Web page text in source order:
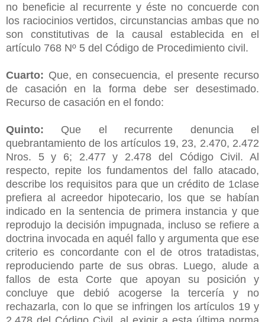
no beneficie al recurrente y éste no concuerde con
los raciocinios vertidos, circunstancias ambas que no
son constitutivas de la causal establecida en el
artículo 768 Nº 5 del Código de Procedimiento civil.
Cuarto: Que, en consecuencia, el presente recurso
de casación en la forma debe ser desestimado.
Recurso de casación en el fondo:
Quinto: Que el recurrente denuncia el
quebrantamiento de los artículos 19, 23, 2.470, 2.472
Nros. 5 y 6; 2.477 y 2.478 del Código Civil. Al
respecto, repite los fundamentos del fallo atacado,
describe los requisitos para que un crédito de 1clase
prefiera al acreedor hipotecario, los que se habían
indicado en la sentencia de primera instancia y que
reprodujo la decisión impugnada, incluso se refiere a
doctrina invocada en aquél fallo y argumenta que ese
criterio es concordante con el de otros tratadistas,
reproduciendo parte de sus obras. Luego, alude a
fallos de esta Corte que apoyan su posición y
concluye que debió acogerse la tercería y no
rechazarla, con lo que se infringen los artículos 19 y